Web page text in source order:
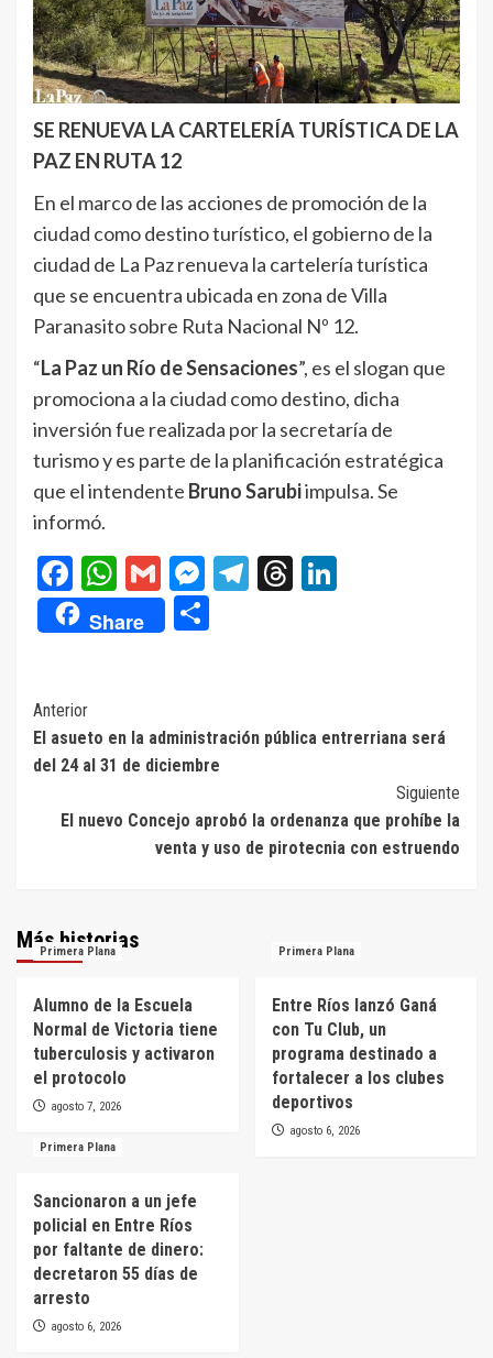
SE RENUEVA LA CARTELERÍA TURÍSTICA DE LA
PAZ EN RUTA 12
En el marco de las acciones de promoción de la
ciudad como destino turístico, el gobierno de la
ciudad de La Paz renueva la cartelería turística
que se encuentra ubicada en zona de Villa
Paranasito sobre Ruta Nacional Nº 12.
“La Paz un Río de Sensaciones”, es el slogan que
promociona a la ciudad como destino, dicha
inversión fue realizada por la secretaría de
turismo y es parte de la planificación estratégica
que el intendente Bruno Sarubiimpulsa. Se
informó.
Facebook
WhatsApp
GmailMessenger
Telegram
Threads
Share
Navegación
de
Anterior
El asueto en la administración pública entrerriana será
del 24 al 31 de diciembre
Siguiente
El nuevo Concejo aprobó la ordenanza que prohíbe la
venta y uso de pirotecnia con estruendo
Más historias
Primera Plana
Alumno de la Escuela
Normal de Victoria tiene
tuberculosis y activaron
el protocolo
agosto 7, 2026
Primera Plana
Entre Ríos lanzó Ganá
con Tu Club, un
programa destinado a
fortalecer a los clubes
deportivos
agosto 6, 2026
Primera Plana
Sancionaron a un jefe
policial en Entre Ríos
por faltante de dinero:
decretaron 55 días de
arresto
agosto 6, 2026